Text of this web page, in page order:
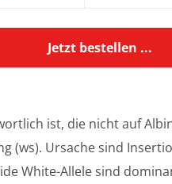
Jetzt bestellen ...
ist, die nicht auf
(ws). Ursache sind
White-Allele sind